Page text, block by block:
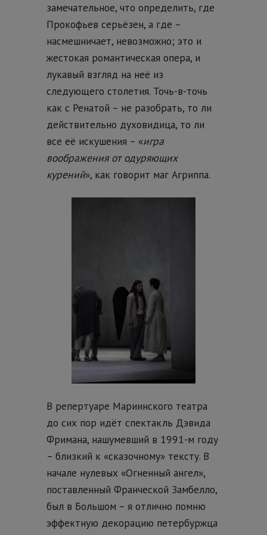
замечательное, что определить, где
Прокофьев серьёзен, а где –
насмешничает, невозможно; это и
жестокая романтическая опера, и
лукавый взгляд на неё из
следующего столетия. Точь-в-точь
как с Ренатой – не разобрать, то ли
действительно духовидица, то ли
все её искушения – «игра
воображения от одуряющих
курений», как говорит маг Агриппа.
В репертуаре Мариинского театра
до сих пор идёт спектакль Дэвида
Фримана, нашумевший в 1991-м году
– близкий к «сказочному» тексту. В
начале нулевых «Огненный ангел»,
поставленный Франческой Замбелло,
был в Большом – я отлично помню
эффектную декорацию петербуржца